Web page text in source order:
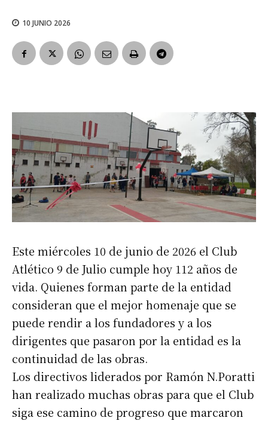
10 JUNIO 2026
Este miércoles 10 de junio de 2026 el Club
Atlético 9 de Julio cumple hoy 112 años de
vida. Quienes forman parte de la entidad
consideran que el mejor homenaje que se
puede rendir a los fundadores y a los
dirigentes que pasaron por la entidad es la
continuidad de las obras.
Los directivos liderados por Ramón N.Poratti
han realizado muchas obras para que el Club
siga ese camino de progreso que marcaron